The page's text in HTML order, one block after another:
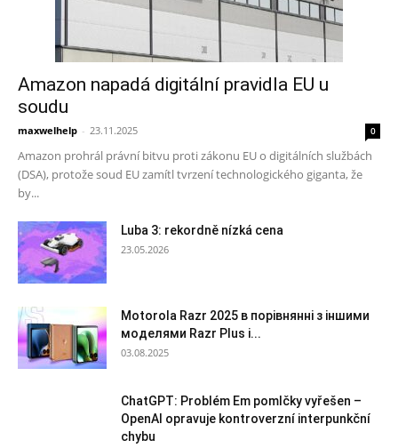
Amazon napadá digitální pravidla EU u
soudu
maxwelhelp - 23.11.2025 0
Amazon prohrál právní bitvu proti zákonu EU o digitálních službách
(DSA), protože soud EU zamítl tvrzení technologického giganta, že
by...
Luba 3: rekordně nízká cena
23.05.2026
Motorola Razr 2025 в порівнянні з іншими
моделями Razr Plus і...
03.08.2025
ChatGPT: Problém Em pomlčky vyřešen –
OpenAI opravuje kontroverzní interpunkční
chybu